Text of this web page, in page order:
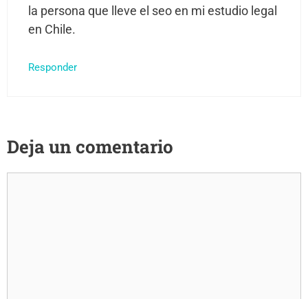
la persona que lleve el seo en mi estudio legal
en Chile.
Responder
Deja un comentario